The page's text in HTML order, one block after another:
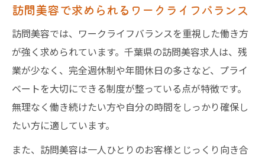
訪問美容で求められるワークライフバランス
訪問美容では、ワークライフバランスを重視した働き方
が強く求められています。千葉県の訪問美容求人は、残
業が少なく、完全週休制や年間休日の多さなど、プライ
ベートを大切にできる制度が整っている点が特徴です。
無理なく働き続けたい方や自分の時間をしっかり確保し
たい方に適しています。
また、訪問美容は一人ひとりのお客様とじっくり向き合